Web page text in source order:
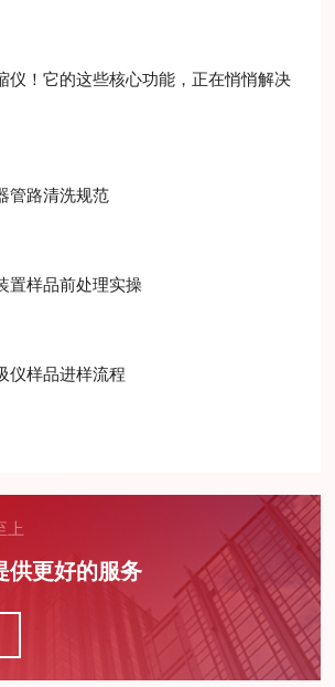
仪！它的这些核心功能，正在悄悄解决
管路清洗规范
置样品前处理实操
仪样品进样流程
上
供更好的服务